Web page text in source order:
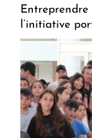
l’initiative